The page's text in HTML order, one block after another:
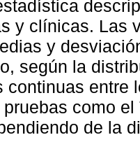
y clínicas. Las
y
según la
continuas entre
como
de la